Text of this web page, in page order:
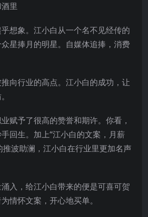
里
想象。江小白从一个名不见经传的
星捧月的明星。自媒体追捧，消费
向行业的高点。江小白的成功，让
赋予了很高的赞誉和期许。你看，
回生。加上“江小白的文案，月薪
推波助澜，江小白在行业里更加名声
入，给江小白带来的便是可喜可贺
情怀文案，开心地买单。